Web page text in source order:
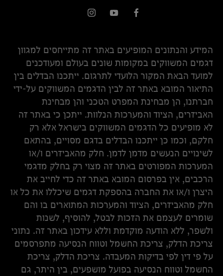
המידע והנתונים המופיעים באתר זה מתייחסים למגוון
דגמים המשווקים במקומות שונים בעולם ומעודכנים
למועד הבאת המקור הלועדי לתרגום. ייתכנו הבדלים בין
התיאור המובא באתר זה לבין הדגמים המשווקים על-ידי
חברתנו, הן מבחינת המפרט הטכני והן מבחינת
האביזרים, הציוד והמערכות הנלוות. ייתכן כי באתר זה
לא מופיעים כל הדגמים המשווקים בישראל אלא רק
חלקם, וכמו כן ייתכנו הבדלים בדגם מסויים, בהתאם
לשינויים הנעשים מדמן לדמן. חלק מהאביזרים ו/או
המערכות המפורטים באתר זה מצוי רק בחלק מדגמי
הרכבים, אין בפרסום המובא באתר זה כדי לחייב את
היצרן ו/או את החברה בהספקת דגמים שיכללו את כל או
חלק מהאביזרים, הציוד והמערכות המתוארים בו והם
שומרים לעצמם את הזכות לבטל, להוסיף, לשנות
ולשפר, ללא הודעה מוקדמת וללא עידכון באתר זה. נתוני
צריכת הדלק, צריכת החשמל וטווח הנסיעה מתפרסמים
על פי דין לפי בדיקות המעבדה. צריכת הדלק, צריכת
החשמל וטווח הנסיעה בפועל מושפעים, בין היתר, גם